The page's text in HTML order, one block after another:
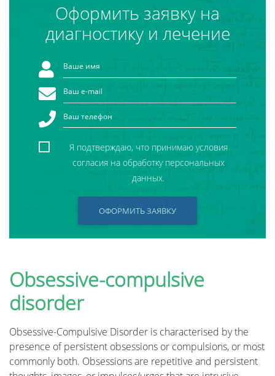
Оформить заявку на
диагностику и лечение
Я подтверждаю, что принимаю условия
согласия на обработку персональных
данных.
ОФОРМИТЬ ЗАЯВКУ
Obsessive-compulsive
disorder
Obsessive-Compulsive Disorder is characterised by the
presence of persistent obsessions or compulsions, or most
commonly both. Obsessions are repetitive and persistent